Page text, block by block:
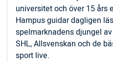
universitet och över 15 års
Hampus guidar dagligen
spelmarknadens djungel
SHL, Allsvenskan och de
sport live.